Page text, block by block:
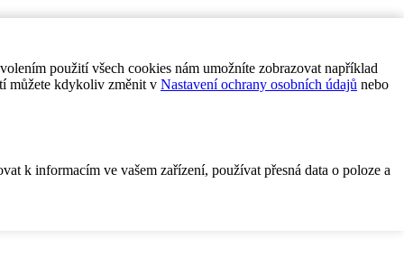
použití všech cookies nám umožníte zobrazovat například
můžete kdykoliv změnit v Nastavení ochrany osobních údajů nebo
k informacím ve vašem zařízení, používat přesná data o poloze a